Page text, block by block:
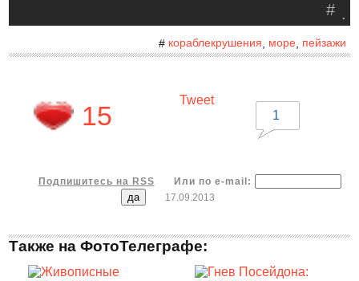
.
#
# кораблекрушения море, пейзажи
15
Tweet
1
Подпишитесь на RSS
Или по e-mail:
17.09.2013
Также на ФотоТелеграфе: